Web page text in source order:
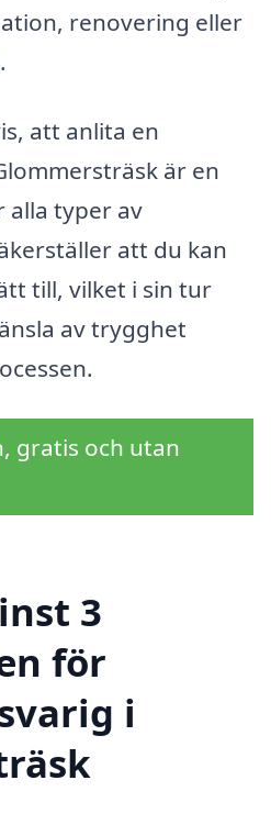
renovering eller
att anlita en
är en
alla typer av
att du kan
till, vilket i sin tur
av trygghet
gratis och utan
3
för
i